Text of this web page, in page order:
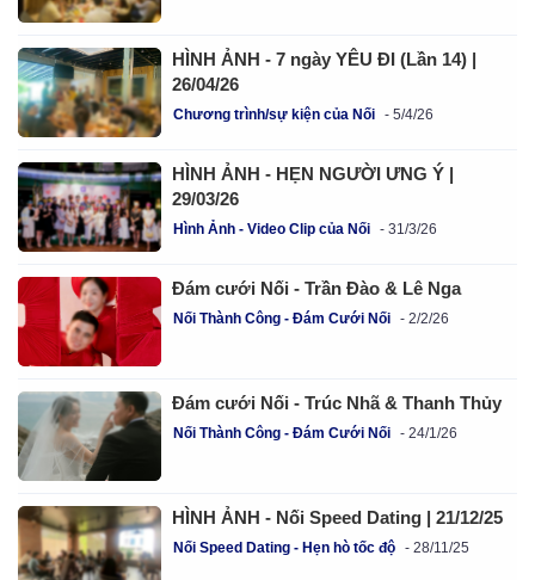
HÌNH ẢNH - 7 ngày YÊU ĐI (Lần 14) |
26/04/26
Chương trình/sự kiện của Nối 5/4/26
HÌNH ẢNH - HẸN NGƯỜI ƯNG Ý |
29/03/26
Hình Ảnh - Video Clip của Nối 31/3/26
Đám cưới Nối - Trần Đào & Lê Nga
Nối Thành Công - Đám Cưới Nối 2/2/26
Đám cưới Nối - Trúc Nhã & Thanh Thủy
Nối Thành Công - Đám Cưới Nối 24/1/26
HÌNH ẢNH - Nối Speed Dating | 21/12/25
Nối Speed Dating - Hẹn hò tốc độ 28/11/25